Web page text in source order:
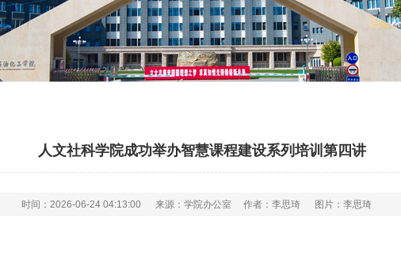
人文社科学院成功举办智慧课程建设系列培训第四讲
时间：2026-06-24 04:13:00 来源：学院办公室 作者：李思琦 图片：李思琦